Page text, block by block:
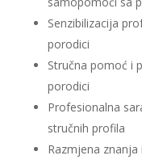
Senzibilizacija
porodici
Stručna pomoć i
porodici
Profesionalna
stručnih profila
Razmjena znanja